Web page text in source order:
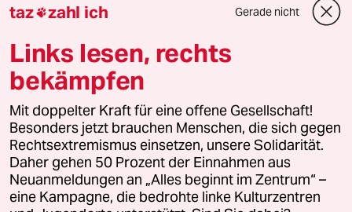
Downloads für Abonnierende
© 2026 taz Verlags und Vertriebs GmbH
Alle Rechte vorbehalten. Bei rechtlichen Fragen oder für Genehmigungen
wenden Sie sich bitte an lizenzen@taz.de
Feedback Redaktionsstatut Kommune-Richtlinien
Leitlinie Informant Datenschutz Impressum AGB
taz zahl ich Gerade nicht
Links lesen, rechts
bekämpfen
Mit doppelter Kraft für eine offene Gesellschaft!
Besonders jetzt brauchen Menschen, die sich gegen
Rechtsextremismus einsetzen, unsere Solidarität.
Daher gehen 50 Prozent der Einnahmen aus
Neuanmeldungen an „Alles beginnt im Zentrum“ –
eine Kampagne, die bedrohte linke Kulturzentren